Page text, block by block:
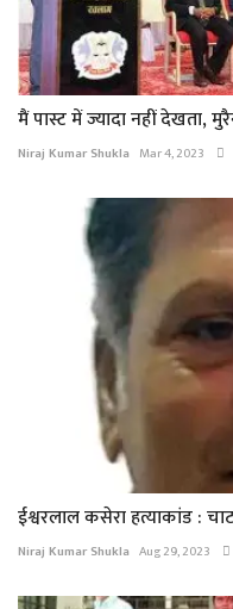
मैं पास्ट में ज्यादा नहीं देखता,
Niraj Kumar Shukla Mar 4, 2023
ईश्वरलाल कसेरा हत्याकांड :
Niraj Kumar Shukla Aug 29, 2023